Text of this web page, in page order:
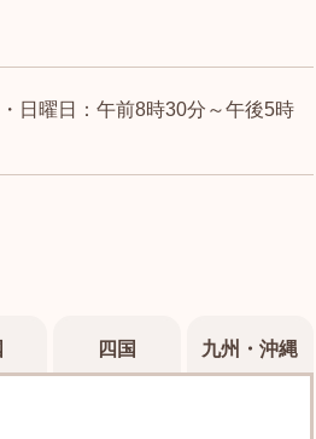
日曜日：午前8時30分～午後5時
四国 九州・沖縄